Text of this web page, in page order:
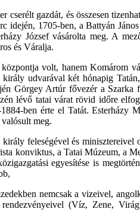
gazdát, és összesen
idején, 1705-ben, a Battyán
József vásárolta meg. A
és Váralja.
volt, hanem Komárom
udvarával két hónapig
Görgey Artúr fővezér a
lévő tatai várat rövid időre
ben érte el Tatát.
meg.
feleségével és
konviktus, a Tatai Múzeum, a
egyesítése is
nemcsak a vizeivel,
(Víz, Zene,